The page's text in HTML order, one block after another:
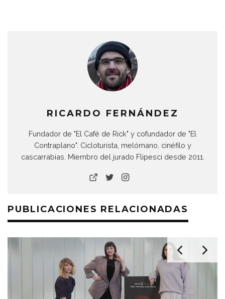
RICARDO FERNÁNDEZ
Fundador de "El Café de Rick" y cofundador de "El
Contraplano". Cicloturista, melómano, cinéfilo y
cascarrabias. Miembro del jurado Flipesci desde 2011.
PUBLICACIONES RELACIONADAS